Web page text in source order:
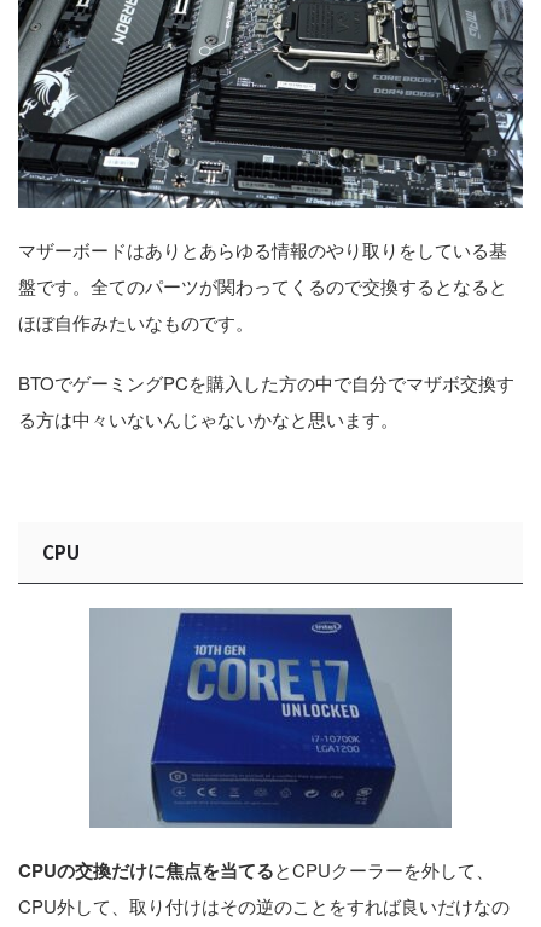
マザーボードはありとあらゆる情報のやり取りをしている基
盤です。全てのパーツが関わってくるので交換するとなると
ほぼ自作みたいなものです。
BTOでゲーミングPCを購入した方の中で自分でマザボ交換す
る方は中々いないんじゃないかなと思います。
CPU
CPUの交換だけに焦点を当てるとCPUクーラーを外して、
CPU外して、取り付けはその逆のことをすれば良いだけなの